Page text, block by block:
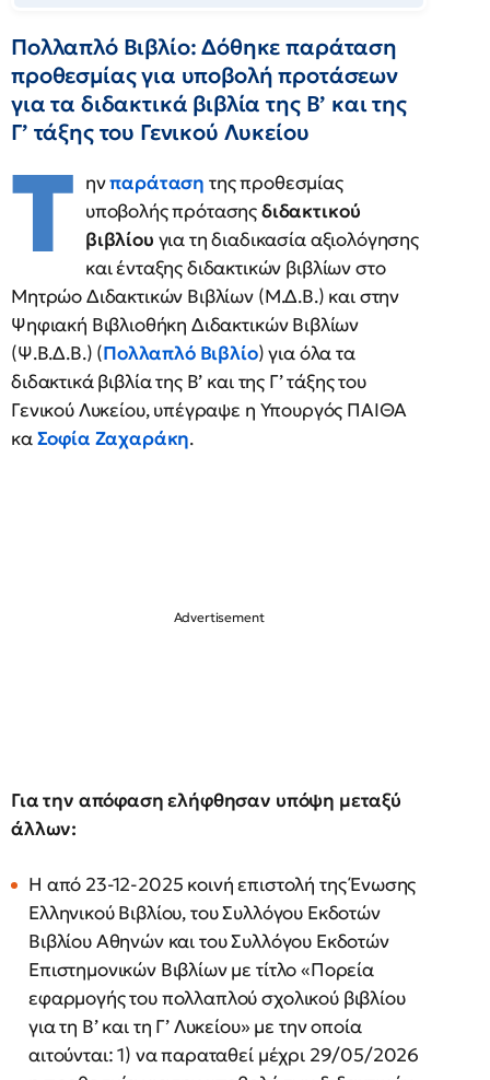
Πολλαπλό Βιβλίο: Δόθηκε παράταση
προθεσμίας για υποβολή προτάσεων
για τα διδακτικά βιβλία της Β’ και της
Γ’ τάξης του Γενικού Λυκείου
Τ ηνπαράταση της προθεσμίας
υποβολής πρότασηςδιδακτικού
βιβλίου για τη διαδικασία αξιολόγησης
και ένταξης διδακτικών βιβλίων στο
Μητρώο Διδακτικών Βιβλίων (Μ.Δ.Β.) και στην
Ψηφιακή Βιβλιοθήκη Διδακτικών Βιβλίων
(Ψ.Β.Δ.Β.) (Πολλαπλό Βιβλίο) για όλα τα
διδακτικά βιβλία της Β’ και της Γ’ τάξης του
Γενικού Λυκείου, υπέγραψε η Υπουργός ΠΑΙΘΑ
καΣοφία Ζαχαράκη.
Για την απόφαση ελήφθησαν υπόψη μεταξύ
άλλων:
H από 23-12-2025 κοινή επιστολή της Ένωσης
Ελληνικού Βιβλίου, του Συλλόγου Εκδοτών
Βιβλίου Αθηνών και του Συλλόγου Εκδοτών
Επιστημονικών Βιβλίων με τίτλο «Πορεία
εφαρμογής του πολλαπλού σχολικού βιβλίου
για τη Β’ και τη Γ’ Λυκείου» με την οποία
αιτούνται: 1) να παραταθεί μέχρι 29/05/2026